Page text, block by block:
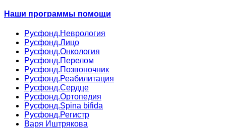
Наши программы помощи
Русфонд.Неврология
Русфонд.Лицо
Русфонд.Онкология
Русфонд.Перелом
Русфонд.Позвоночник
Русфонд.Реабилитация
Русфонд.Сердце
Русфонд.Ортопедия
Русфонд.Spina bifida
Русфонд.Регистр
Варя Иштрякова